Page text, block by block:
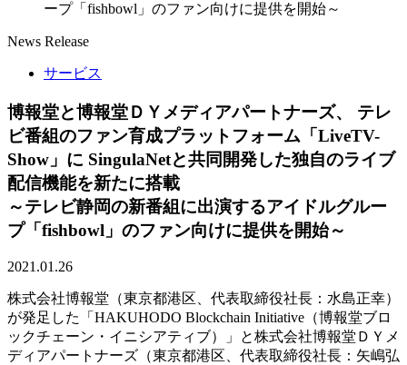
ープ「fishbowl」のファン向けに提供を開始～
News Release
サービス
博報堂と博報堂ＤＹメディアパートナーズ、 テレ
ビ番組のファン育成プラットフォーム「LiveTV-
Show」に SingulaNetと共同開発した独自のライブ
配信機能を新たに搭載
～テレビ静岡の新番組に出演するアイドルグルー
プ「fishbowl」のファン向けに提供を開始～
2021.01.26
株式会社博報堂（東京都港区、代表取締役社長：水島正幸）
が発足した「HAKUHODO Blockchain Initiative（博報堂ブロ
ックチェーン・イニシアティブ）」と株式会社博報堂ＤＹメ
ディアパートナーズ（東京都港区、代表取締役社長：矢嶋弘